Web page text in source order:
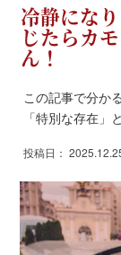
冷静にな
じたらカ
ん！
この記事で分か
「特別な存在」
投稿日：